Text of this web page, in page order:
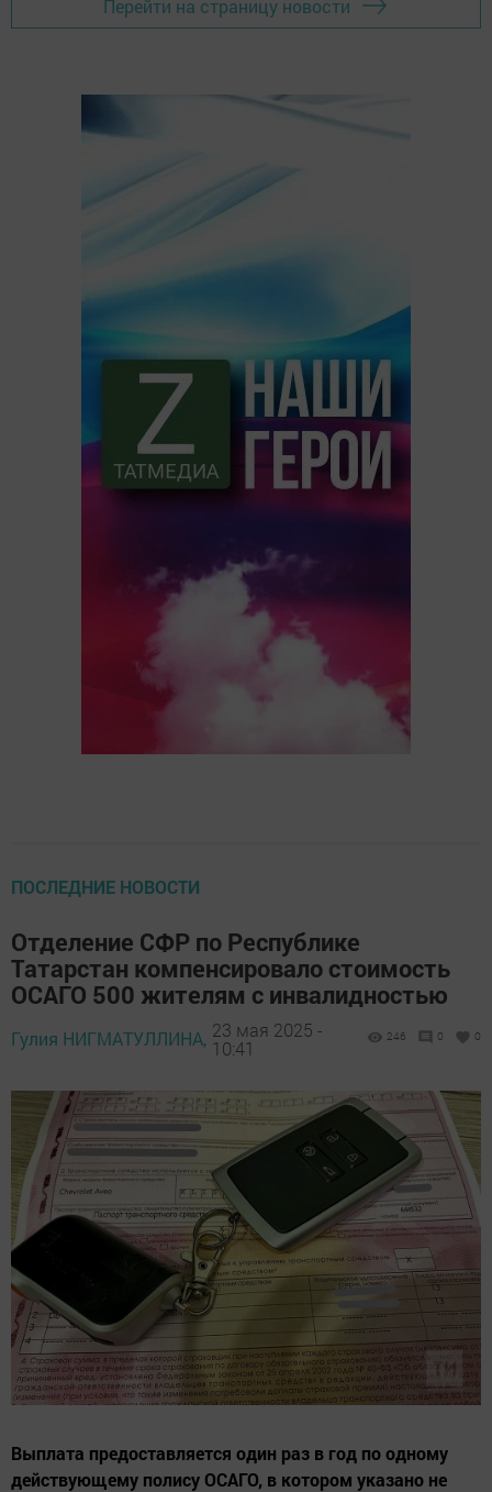
Перейти на страницу новости
ПОСЛЕДНИЕ НОВОСТИ
Отделение СФР по Республике
Татарстан компенсировало стоимость
ОСАГО 500 жителям с инвалидностью
Гулия НИГМАТУЛЛИНА, 23 мая 2025 -
10:41
246 0 0
Выплата предоставляется один раз в год по одному
действующему полису ОСАГО, в котором указано не